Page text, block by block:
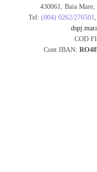
430061, Baia
Tel: (004) 0262/276501
COD
Cont IBAN: